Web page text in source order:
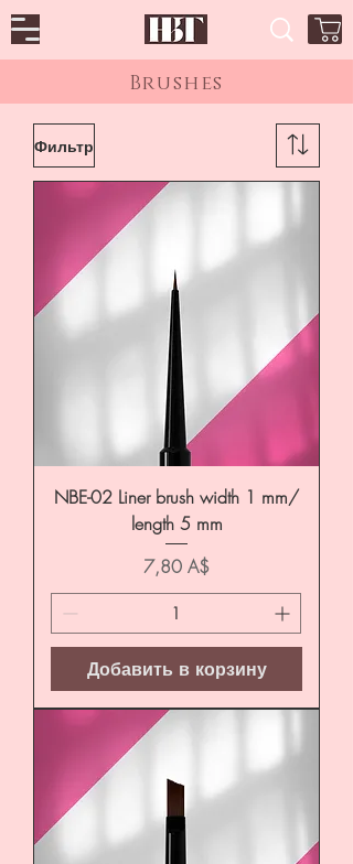
Brushes
Фильтр
NBE-02 Liner brush width 1 mm/
length 5 mm
Цена
7,80 A$
Добавить в корзину